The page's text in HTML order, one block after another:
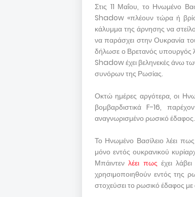
Στις 11 Μαΐου, το Ηνωμένο
Shadow «πλέουν τώρα ή
κάλυμμα της άρνησης να
να παράσχει στην Ουκρανία
δήλωσε ο Βρετανός
Shadow έχει βεληνεκές άνω
συνόρων της Ρωσίας.
Οκτώ ημέρες αργότερα, οι
βομβαρδιστικά F-16,
αναγνωρισμένο ρωσικό έδαφος.
Το Ηνωμένο Βασίλειο λέει πως
μόνο εντός ουκρανικού
Μπάιντενλέει πωςέχει
χρησιμοποιηθούν εντός της
στοχεύσει το ρωσικό έδαφος